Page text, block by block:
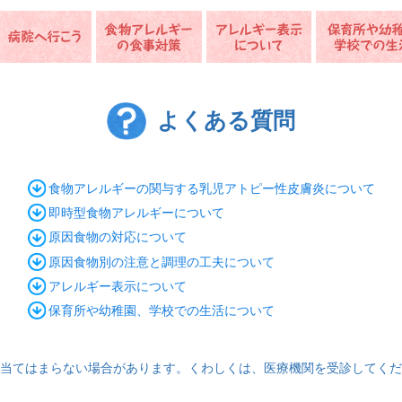
よくある質問
食物アレルギーの関与する乳児アトピー性皮膚炎について
即時型食物アレルギーについて
原因食物の対応について
原因食物別の注意と調理の工夫について
アレルギー表示について
保育所や幼稚園、学校での生活について
てはまらない場合があります。 くわしくは、医療機関を受診してく